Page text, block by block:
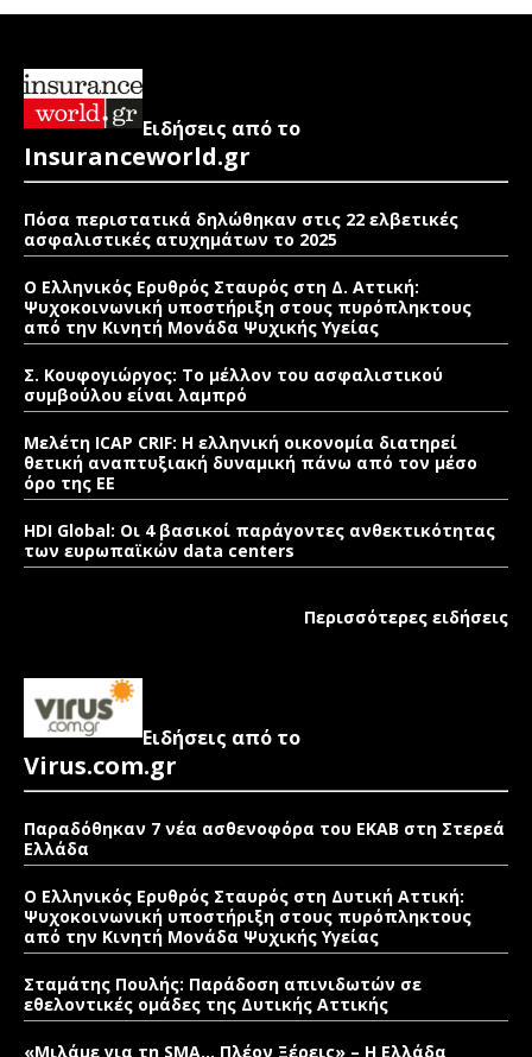
Ειδήσεις από το
Insuranceworld.gr
Πόσα περιστατικά δηλώθηκαν στις 22 ελβετικές
ασφαλιστικές ατυχημάτων το 2025
Ο Ελληνικός Ερυθρός Σταυρός στη Δ. Αττική:
Ψυχοκοινωνική υποστήριξη στους πυρόπληκτους
από την Κινητή Μονάδα Ψυχικής Υγείας
Σ. Κουφογιώργος: To μέλλον του ασφαλιστικού
συμβούλου είναι λαμπρό
Μελέτη ICAP CRIF: Η ελληνική οικονομία διατηρεί
θετική αναπτυξιακή δυναμική πάνω από τον μέσο
όρο της ΕΕ
HDI Global: Οι 4 βασικοί παράγοντες ανθεκτικότητας
των ευρωπαϊκών data centers
Περισσότερες ειδήσεις
Ειδήσεις από το
Virus.com.gr
Παραδόθηκαν 7 νέα ασθενοφόρα του ΕΚΑΒ στη Στερεά
Ελλάδα
Ο Ελληνικός Ερυθρός Σταυρός στη Δυτική Αττική:
Ψυχοκοινωνική υποστήριξη στους πυρόπληκτους
από την Κινητή Μονάδα Ψυχικής Υγείας
Σταμάτης Πουλής: Παράδοση απινιδωτών σε
εθελοντικές ομάδες της Δυτικής Αττικής
«Μιλάμε για τη SMA… Πλέον Ξέρεις» – Η Ελλάδα